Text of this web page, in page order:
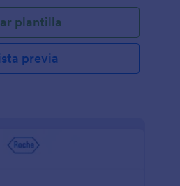
plantilla
previa